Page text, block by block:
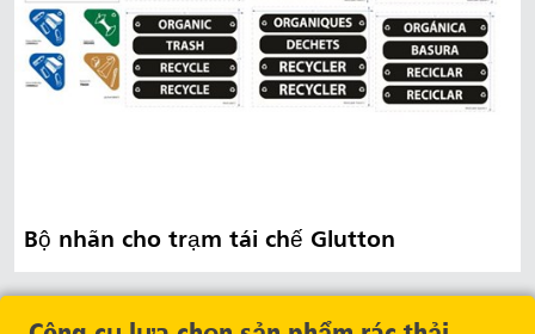
Bộ nhãn cho trạm tái chế Glutton